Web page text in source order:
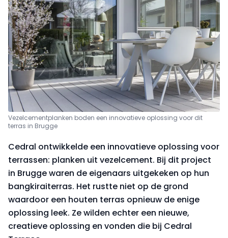
Vezelcementplanken boden een innovatieve oplossing voor dit
terras in Brugge
Cedral ontwikkelde een innovatieve oplossing voor
terrassen: planken uit vezelcement. Bij dit project
in Brugge waren de eigenaars uitgekeken op hun
bangkiraiterras. Het rustte niet op de grond
waardoor een houten terras opnieuw de enige
oplossing leek. Ze wilden echter een nieuwe,
creatieve oplossing en vonden die bij Cedral